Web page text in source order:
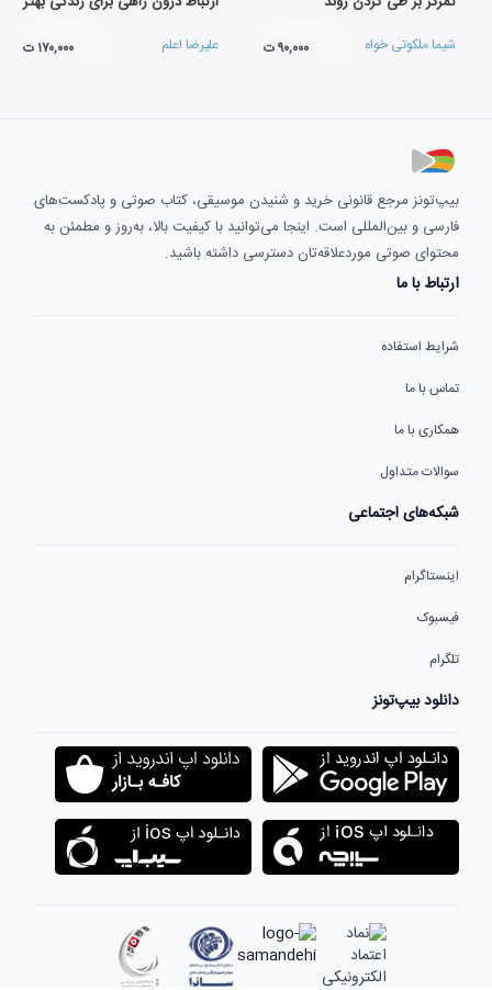
شیما ملکوتی خواه ۹۰,۰۰۰ ت علیرضا اعلم ۱۷۰,۰۰۰ ت
بیپ‌تونز مرجع قانونی خرید و شنیدن موسیقی، کتاب صوتی و پادکست‌های
فارسی و بین‌المللی است. اینجا می‌توانید با کیفیت بالا، به‌روز و مطمئن به
محتوای صوتی موردعلاقه‌تان دسترسی داشته باشید.
ارتباط با ما
شرایط استفاده
تماس با ما
همکاری با ما
سوالات متداول
شبکه‌های اجتماعی
اینستاگرام
فیسبوک
تلگرام
دانلود بیپ‌تونز